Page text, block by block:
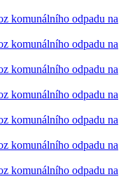
komunálního odpadu na
komunálního odpadu na
komunálního odpadu na
komunálního odpadu na
komunálního odpadu na
komunálního odpadu na
komunálního odpadu na